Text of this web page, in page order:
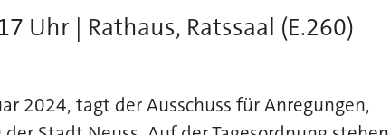
Uhr | Rathaus, Ratssaal (E.260)
2024, tagt der Ausschuss für Anregungen,